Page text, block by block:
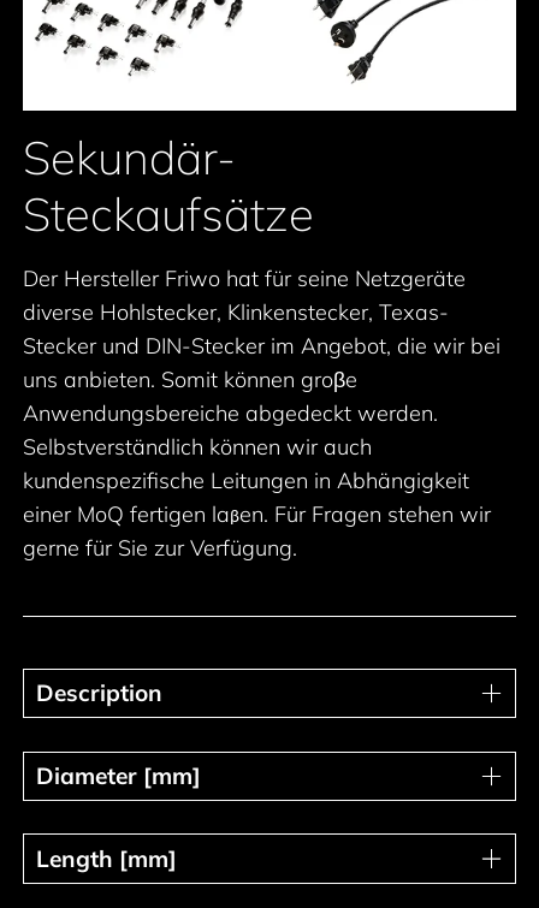
Sekundär-
Steckaufsätze
Der Hersteller Friwo hat für seine Netzgeräte
diverse Hohlstecker, Klinkenstecker, Texas-
Stecker und DIN-Stecker im Angebot, die wir bei
uns anbieten. Somit können groβe
Anwendungsbereiche abgedeckt werden.
Selbstverständlich können wir auch
kundenspezifische Leitungen in Abhängigkeit
einer MoQ fertigen laβen. Für Fragen stehen wir
gerne für Sie zur Verfügung.
Description
Description
Diameter [mm]
Diameter [mm]
Length [mm]
Length [mm]